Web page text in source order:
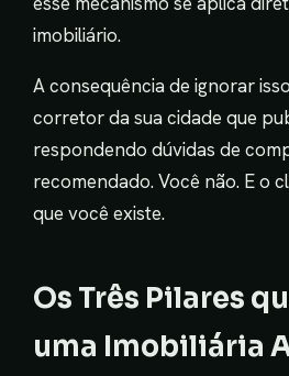
imobiliário.
A consequência de ignorar
corretor da sua cidade que
respondendo dúvidas de
recomendado. Você não. E o
que você existe.
Os Três Pilares
uma Imobiliária